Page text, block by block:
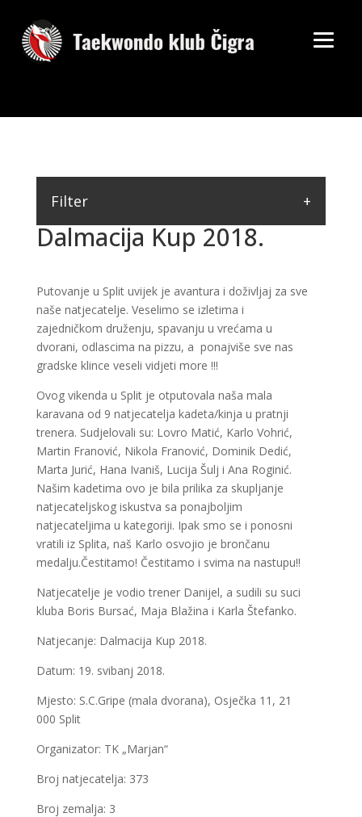
Dalmacija Kup 2018.
Putovanje u Split uvijek je avantura i doživljaj za sve
naše natjecatelje. Veselimo se izletima i
zajedničkom druženju, spavanju u vrećama u
dvorani, odlascima na pizzu, a ponajviše sve nas
gradske klince veseli vidjeti more !!!
Ovog vikenda u Split je otputovala naša mala
karavana od 9 natjecatelja kadeta/kinja u pratnji
trenera. Sudjelovali su: Lovro Matić, Karlo Vohrić,
Martin Franović, Nikola Franović, Dominik Dedić,
Marta Jurić, Hana Ivaniš, Lucija Šulj i Ana Roginić.
Našim kadetima ovo je bila prilika za skupljanje
natjecateljskog iskustva sa ponajboljim
natjecateljima u kategoriji. Ipak smo se i ponosni
vratili iz Splita, naš Karlo osvojio je brončanu
medalju.Čestitamo! Čestitamo i svima na nastupu!!
Natjecatelje je vodio trener Danijel, a sudili su suci
kluba Boris Bursać, Maja Blažina i Karla Štefanko.
Natjecanje: Dalmacija Kup 2018.
Datum: 19. svibanj 2018.
Mjesto: S.C.Gripe (mala dvorana), Osječka 11, 21
000 Split
Organizator: TK „Marjan“
Broj natjecatelja: 373
Broj zemalja: 3
Filter